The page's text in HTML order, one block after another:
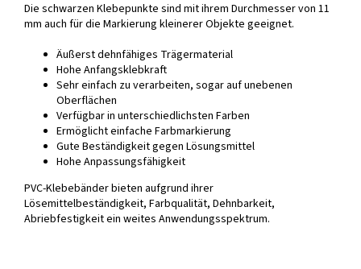
Die schwarzen Klebepunkte sind mit ihrem Durchmesser von 11
mm auch für die Markierung kleinerer Objekte geeignet.
Äußerst dehnfähiges Trägermaterial
Hohe Anfangsklebkraft
Sehr einfach zu verarbeiten, sogar auf unebenen
Oberflächen
Verfügbar in unterschiedlichsten Farben
Ermöglicht einfache Farbmarkierung
Gute Beständigkeit gegen Lösungsmittel
Hohe Anpassungsfähigkeit
PVC-Klebebänder bieten aufgrund ihrer
Lösemittelbeständigkeit, Farbqualität, Dehnbarkeit,
Abriebfestigkeit ein weites Anwendungsspektrum.